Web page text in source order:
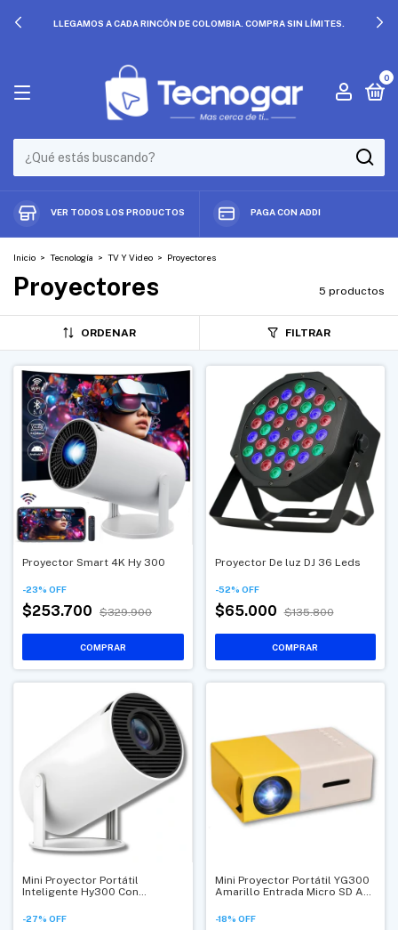
LLEGAMOS A CADA RINCÓN DE COLOMBIA. COMPRA SIN LÍMITES.
0
VER TODOS LOS PRODUCTOS PAGA CON ADDI
Inicio > Tecnología > TV Y Video > Proyectores
Proyectores 5 productos
ORDENAR FILTRAR
Proyector Smart 4K Hy 300
-23% OFF
$253.700 $329.900
Proyector De luz DJ 36 Leds
-52% OFF
$65.000 $135.800
Mini Proyector Portátil
Inteligente Hy300 Con
-27% OFF
Mini Proyector Portátil YG300
Amarillo Entrada Micro SD AV
-18% OFF